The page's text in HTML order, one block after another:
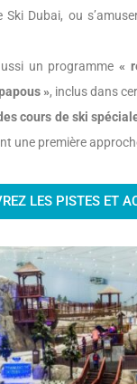
Ski Dubai, ou
un programme«
», inclus dans
cours de ski
une première
LES PISTES ET